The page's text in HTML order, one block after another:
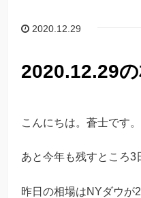
2020.12.29
2020.12.29
こんにちは。蒼士です。
あと今年も残すところ3
昨日の相場はNYダウが